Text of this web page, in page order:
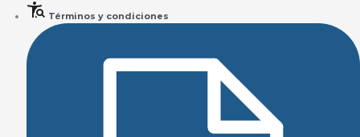
Términos y condiciones